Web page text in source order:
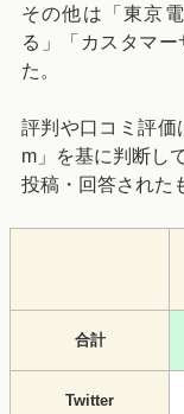
その他は「東京
る」「カスタマ
た。
評判や口コミ評価
m」を基に判断し
投稿・回答された
合計
Twitter